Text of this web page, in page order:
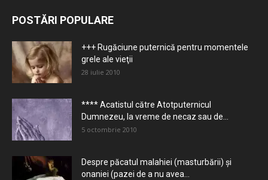
POSTĂRI POPULARE
+++ Rugăciune puternică pentru momentele
grele ale vieţii
28 iulie 2010
**** Acatistul către Atotputernicul
Dumnezeu, la vreme de necaz sau de...
5 octombrie 2010
Despre păcatul malahiei (masturbării) şi
onaniei (pazei de a nu avea...